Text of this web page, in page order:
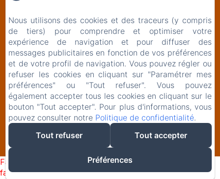
2 Rue de l'Église
39230 - Saint-Lothain
+33629261834
Contactez nous
EN FR
Failed to load BookingEngine/index: Loading chunk 1322
failed. (missing:
Nous utilisons des cookies et des traceurs (y compris
de tiers) pour comprendre et optimiser votre
expérience de navigation et pour diffuser des
messages publicitaires en fonction de vos préférences
et de votre profil de navigation. Vous pouvez régler ou
refuser les cookies en cliquant sur "Paramétrer mes
préférences" ou "Tout refuser". Vous pouvez
également accepter tous les cookies en cliquant sur le
bouton "Tout accepter". Pour plus d'informations, vous
pouvez consulter notre Politique de confidentialité.
Tout refuser
Tout accepter
Préférences